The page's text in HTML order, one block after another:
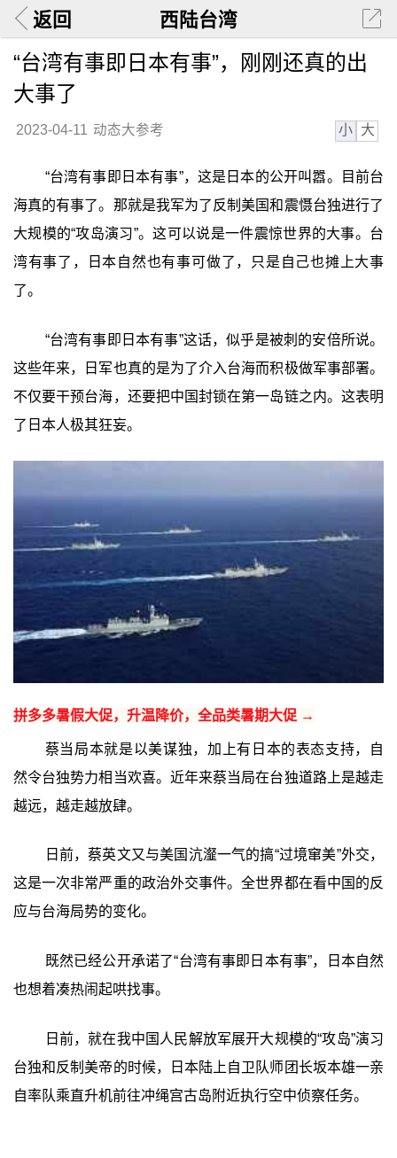
返回 西陆台湾
“台湾有事即日本有事”，刚刚还真的出
大事了
2023-04-11 动态大参考 小 大
“台湾有事即日本有事”，这是日本的公开叫嚣。目前台
海真的有事了。那就是我军为了反制美国和震慑台独进行了
大规模的“攻岛演习”。这可以说是一件震惊世界的大事。台
湾有事了，日本自然也有事可做了，只是自己也摊上大事
了。
“台湾有事即日本有事”这话，似乎是被刺的安倍所说。
这些年来，日军也真的是为了介入台海而积极做军事部署。
不仅要干预台海，还要把中国封锁在第一岛链之内。这表明
了日本人极其狂妄。
拼多多暑假大促，升温降价，全品类暑期大促 →
蔡当局本就是以美谋独，加上有日本的表态支持，自
然令台独势力相当欢喜。近年来蔡当局在台独道路上是越走
越远，越走越放肆。
日前，蔡英文又与美国沆瀣一气的搞“过境窜美”外交，
这是一次非常严重的政治外交事件。全世界都在看中国的反
应与台海局势的变化。
既然已经公开承诺了“台湾有事即日本有事”，日本自然
也想着凑热闹起哄找事。
日前，就在我中国人民解放军展开大规模的“攻岛”演习
台独和反制美帝的时候，日本陆上自卫队师团长坂本雄一亲
自率队乘直升机前往冲绳宫古岛附近执行空中侦察任务。